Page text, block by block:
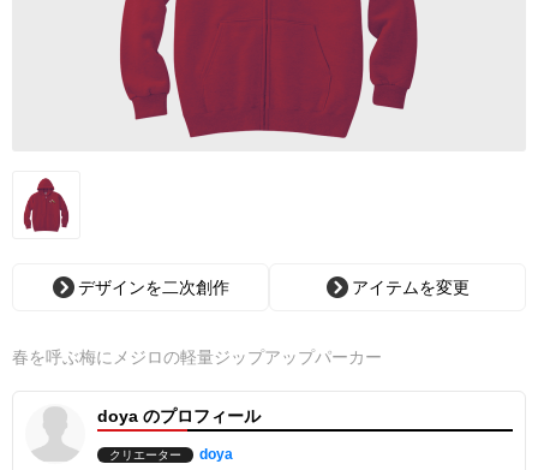
デザインを二次創作 アイテムを変更
春を呼ぶ梅にメジロの軽量ジップアップパーカー
doya のプロフィール
クリエーター doya